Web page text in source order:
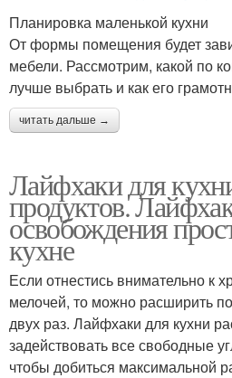
Планировка маленькой кухни
От формы помещения будет
мебели. Рассмотрим, какой по
лучше выбрать и как его
читать дальше →
Лайфхаки для
продуктов.
освобождения
кухне
Если отнестись внимательно к
мелочей, то можно расширить
двух раз. Лайфхаки для кухни
задействовать все свободные
чтобы добиться максимальной